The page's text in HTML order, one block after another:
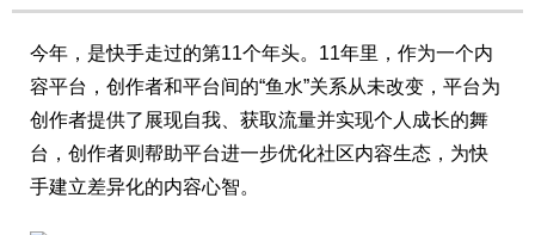
今年，是快手走过的第11个年头。11年里，作为一个内
容平台，创作者和平台间的“鱼水”关系从未改变，平台为
创作者提供了展现自我、获取流量并实现个人成长的舞
台，创作者则帮助平台进一步优化社区内容生态，为快
手建立差异化的内容心智。